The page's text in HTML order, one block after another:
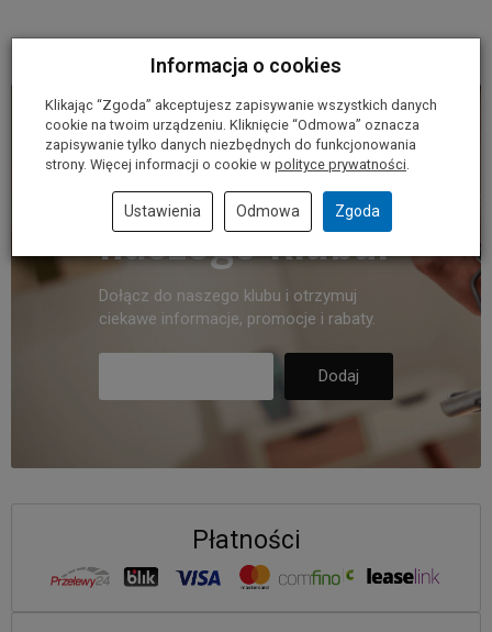
Dołącz do
naszego klubu.
Dołącz do naszego klubu i otrzymuj
ciekawe informacje, promocje i rabaty.
Płatności
Informacja o cookies
Klikając “Zgoda” akceptujesz zapisywanie wszystkich danych
cookie na twoim urządzeniu. Kliknięcie “Odmowa” oznacza
zapisywanie tylko danych niezbędnych do funkcjonowania
strony. Więcej informacji o cookie w polityce prywatności.
Ustawienia Odmowa Zgoda